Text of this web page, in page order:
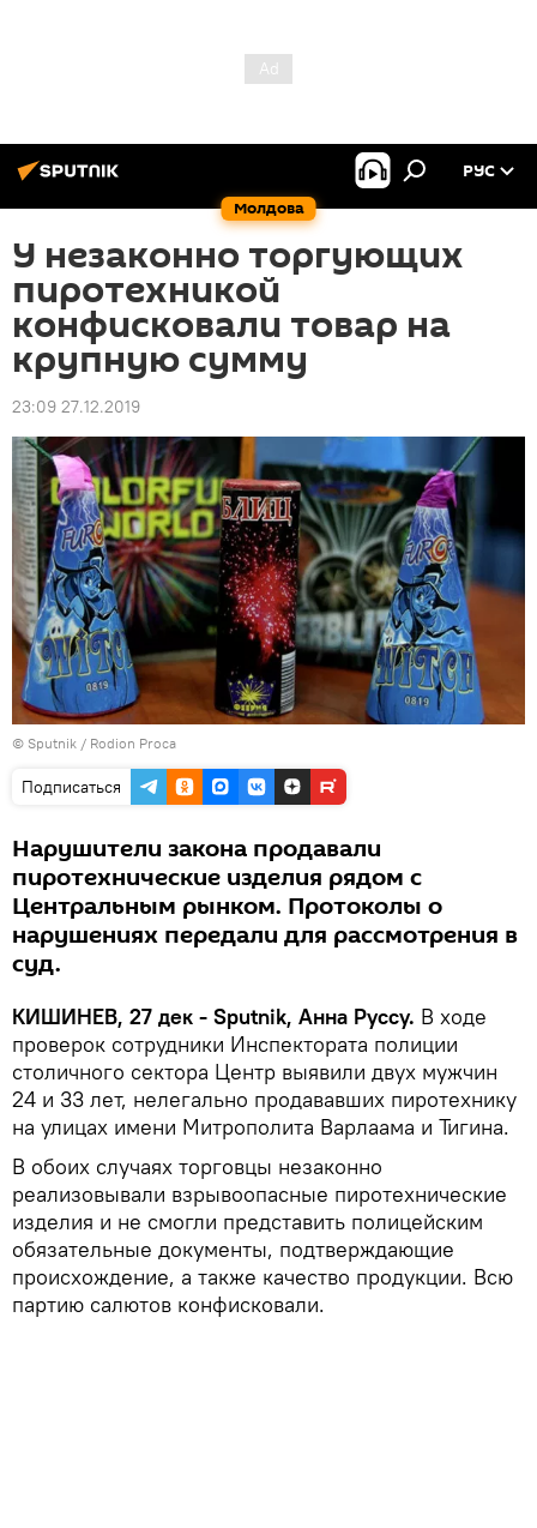
Молдова
РУС
У незаконно торгующих
пиротехникой
конфисковали товар на
крупную сумму
23:09 27.12.2019
© Sputnik / Rodion Proca
Подписаться
Нарушители закона продавали
пиротехнические изделия рядом с
Центральным рынком. Протоколы о
нарушениях передали для рассмотрения в
суд.
КИШИНЕВ, 27 дек - Sputnik, Анна Руссу. В ходе
проверок сотрудники Инспектората полиции
столичного сектора Центр выявили двух мужчин
24 и 33 лет, нелегально продававших пиротехнику
на улицах имени Митрополита Варлаама и Тигина.
В обоих случаях торговцы незаконно
реализовывали взрывоопасные пиротехнические
изделия и не смогли представить полицейским
обязательные документы, подтверждающие
происхождение, а также качество продукции. Всю
партию салютов конфисковали.